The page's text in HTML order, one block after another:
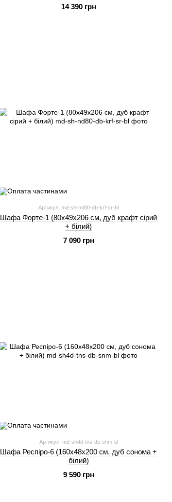
14 390 грн
Артикул: md-sh-nd80-db-krf-sr-bl
Шафа Форте-1 (80х49х206 см, дуб крафт сірий
+ білий)
7 090 грн
Артикул: md-sh4d-tns-db-snm-bl
Шафа Респіро-6 (160х48х200 см, дуб сонома +
білий)
9 590 грн